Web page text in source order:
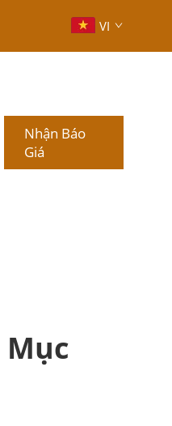
VI
Nhận Báo
Giá
Mục